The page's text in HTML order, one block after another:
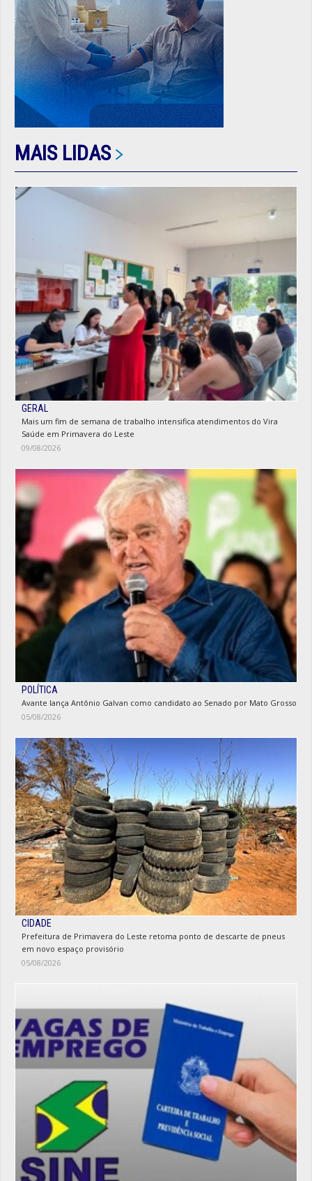
MAIS LIDAS
GERAL
Mais um fim de semana de trabalho intensifica atendimentos do Vira
Saúde em Primavera do Leste
09/08/2026
POLÍTICA
Avante lança Antônio Galvan como candidato ao Senado por Mato Grosso
05/08/2026
CIDADE
Prefeitura de Primavera do Leste retoma ponto de descarte de pneus
em novo espaço provisório
05/08/2026